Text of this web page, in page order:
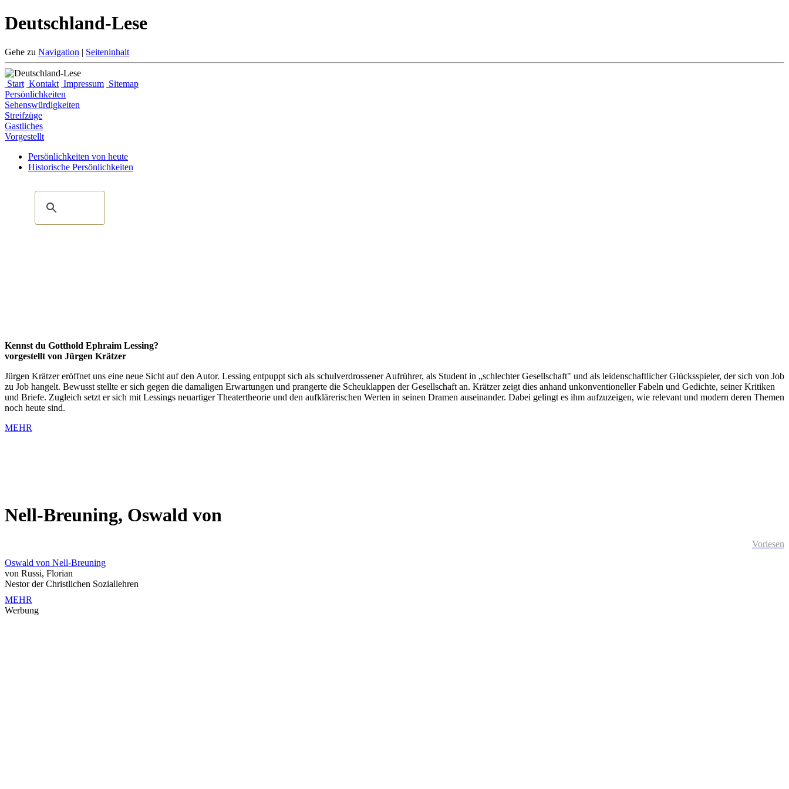
Deutschland-Lese
Gehe zu Navigation | Seiteninhalt
Start Kontakt Impressum Sitemap
Persönlichkeiten
Sehenswürdigkeiten
Streifzüge
Gastliches
Vorgestellt
Persönlichkeiten von heute
Historische Persönlichkeiten
Kennst du Gotthold Ephraim Lessing?
vorgestellt von Jürgen Krätzer
Jürgen Krätzer eröffnet uns eine neue Sicht auf den Autor. Lessing entpuppt sich als schulverdrossener Aufrührer, als Student in „schlechter Gesellschaft" und als leidenschaftlicher Glücksspieler, der sich von Job
zu Job hangelt. Bewusst stellte er sich gegen die damaligen Erwartungen und prangerte die Scheuklappen der Gesellschaft an. Krätzer zeigt dies anhand unkonventioneller Fabeln und Gedichte, seiner Kritiken
und Briefe. Zugleich setzt er sich mit Lessings neuartiger Theatertheorie und den aufklärerischen Werten in seinen Dramen auseinander. Dabei gelingt es ihm aufzuzeigen, wie relevant und modern deren Themen
noch heute sind.
MEHR
Nell-Breuning, Oswald von
Vorlesen
Oswald von Nell-Breuning
von Russi, Florian
Nestor der Christlichen Soziallehren
MEHR
Werbung